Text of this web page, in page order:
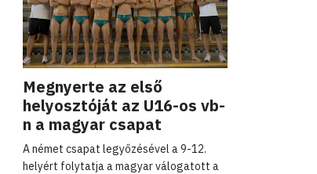
Megnyerte az első
helyosztóját az U16-os vb-
n a magyar csapat
A német csapat legyőzésével a 9-12.
helyért folytatja a magyar válogatott a